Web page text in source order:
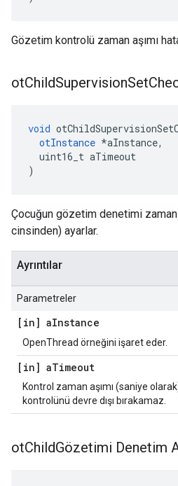
Gözetim kontrolü zaman aşımı
otChildSupervisionSet
void
otInstance *aInstance,
uint16_t aTimeout
)
Çocuğun gözetim denetimi zaman
cinsinden) ayarlar.
Ayrıntılar
Parametreler
[in] aInstance
OpenThread örneğini işaret eder.
[in] aTimeout
Kontrol zaman aşımı (saniye
kontrolünü devre dışı bırakamaz.
otChildGözetimi Denetim